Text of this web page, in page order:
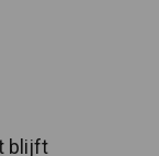
blijft